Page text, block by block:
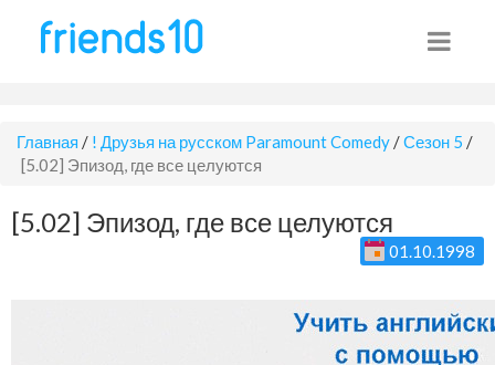
Главная / ! Друзья на русском Paramount Comedy /Сезон 5 /
[5.02] Эпизод, где все целуются
[5.02] Эпизод, где все целуются
01.10.1998